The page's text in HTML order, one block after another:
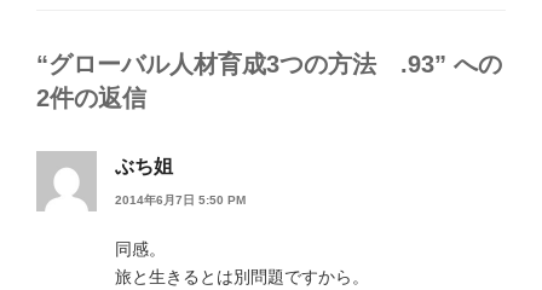
ー
“グローバル人材育成3つの方法 .93” への
2件の返信
ぶち姐
2014年6月7日 5:50 PM
同感。
旅と生きるとは別問題ですから。